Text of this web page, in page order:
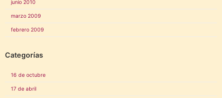
junio 2010
marzo 2009
febrero 2009
Categorías
16 de octubre
17 de abril